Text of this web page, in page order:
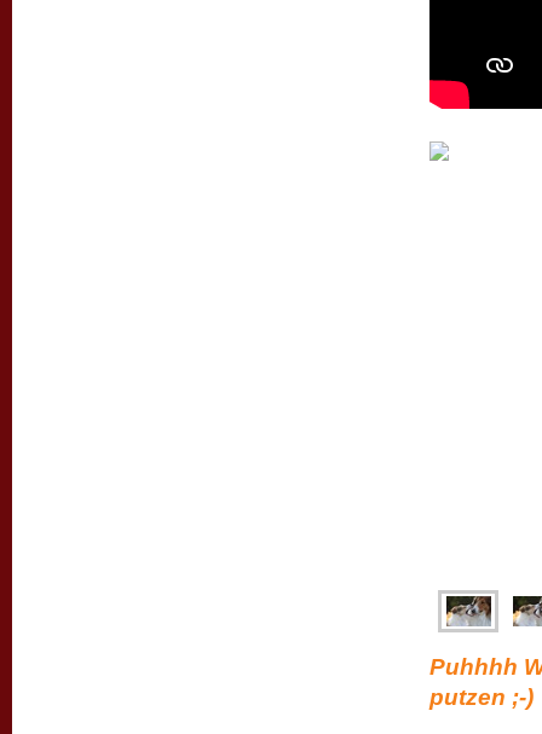
Puhhhh
putzen ;-)